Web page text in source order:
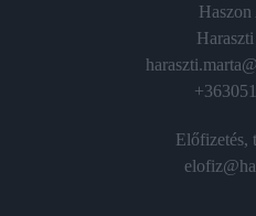
Előfizetés,